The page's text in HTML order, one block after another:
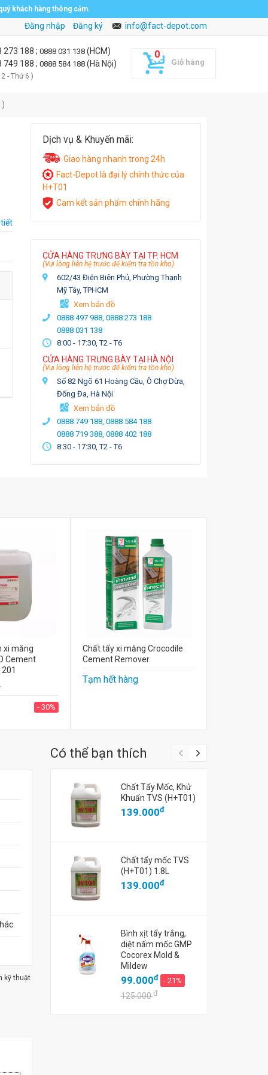
khách hàng thông cảm.
Đăng nhập Đăng ký info@fact-depot.com
Giỏ hàng
273 188 ; 0888 031 138 (HCM)
749 188 ; 0888 584 188 (Hà Nội)
- Thứ 6 )
Dịch vụ & Khuyến mãi:
Giao hàng nhanh trong 24h
Fact-Depot là đại lý chính thức của
H+T01
Cam kết sản phẩm chính hãng
CỬA HÀNG TRƯNG BÀY TẠI TP. HCM
(Vui lòng liên hệ trước để kiểm tra tồn kho)
602/43 Điện Biên Phủ, Phường Thạnh
Mỹ Tây, TPHCM
Xem bản đồ
0888 497 988, 0888 273 188
0888 031 138
8:00 - 17:30, T2 - T6
CỬA HÀNG TRƯNG BÀY TẠI HÀ NỘI
(Vui lòng liên hệ trước để kiểm tra tồn kho)
Số 82 Ngõ 61 Hoàng Cầu, Ô Chợ Dừa,
Đống Đa, Hà Nội
Xem bản đồ
0888 749 188, 0888 584 188
0888 719 388, 0888 402 188
8:30 - 17:30, T2 - T6
xi măng
Cement
- 30%
Chất tẩy xi măng Crocodile
Cement Remover
Tạm hết hàng
kỹ thuật
Có thể bạn thích
Chất Tẩy Mốc, Khử
Khuẩn TVS (H+T01)
139.000đ
Chất tẩy mốc TVS
(H+T01) 1.8L
139.000đ
Bình xịt tẩy trắng,
diệt nấm mốc GMP
Cocorex Mold &
Mildew
99.000đ - 21%
125.000đ